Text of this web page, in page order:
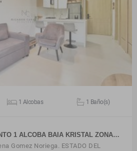
VER DETALLES
1 Alcobas 1 Baño(s)
1 ALCOBA BAIA KRISTAL ZONA…
Gomez Noriega. ESTADO DEL